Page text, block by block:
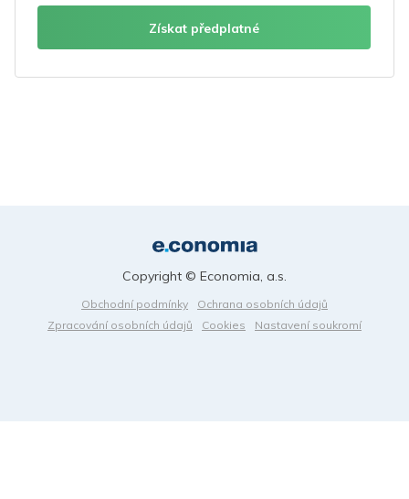
Získat předplatné
Obchodní podmínky
Ochrana osobních údajů
Zpracování osobních údajů
Cookies Nastavení soukromí
Copyright © Economia, a.s.